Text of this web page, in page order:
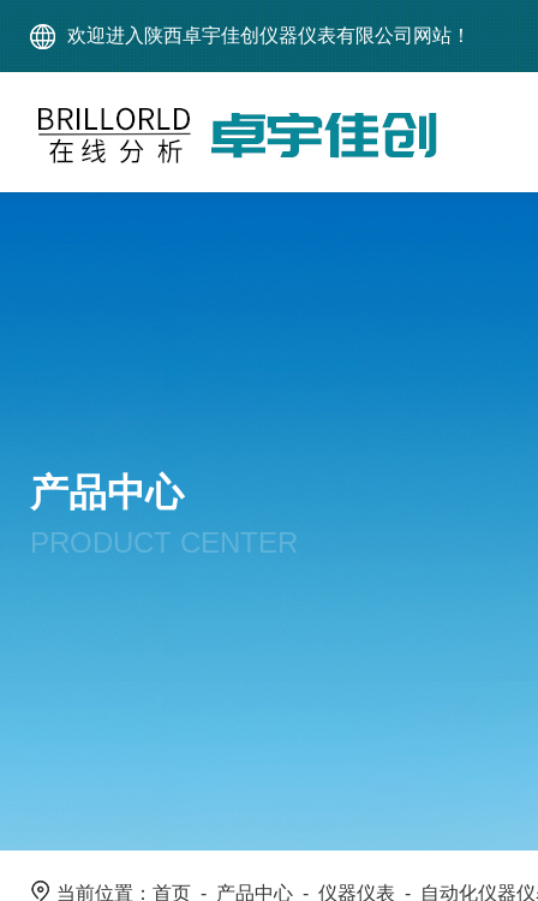
欢迎进入陕西卓宇佳创仪器仪表有限公司网站！
产品中心
PRODUCT CENTER
当前位置： 首页 - 产品中心 - 仪器仪表 - 自动化仪器